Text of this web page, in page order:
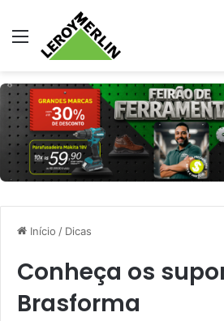
Menu
Início / Dicas
Conheça os
Brasforma